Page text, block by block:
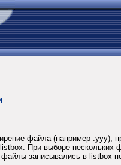
файла (например .ууу),
При выборе
записывались в listbox